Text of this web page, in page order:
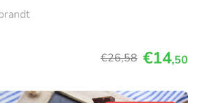
€26,58 €14,50